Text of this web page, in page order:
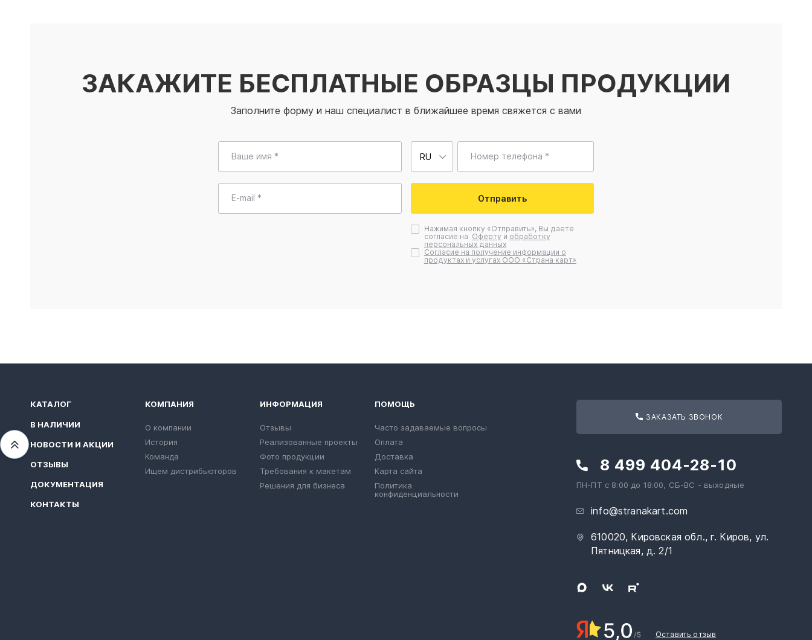
ЗАКАЖИТЕ БЕСПЛАТНЫЕ ОБРАЗЦЫ ПРОДУКЦИИ
Заполните форму и наш специалист в ближайшее время свяжется с вами
Ваше имя * Номер телефона *
E-mail * Отправить
Нажимая кнопку «Отправить», Вы даете
согласие на Оферту и обработку
персональных данных
Согласие на получение информации о
продуктах и услугах ООО «Страна карт»
Переместиться вверх
КАТАЛОГ
В НАЛИЧИИ
НОВОСТИ И АКЦИИ
ОТЗЫВЫ
ДОКУМЕНТАЦИЯ
КОНТАКТЫ
КОМПАНИЯ
О компании
История
Команда
Ищем дистрибьюторов
ИНФОРМАЦИЯ
Отзывы
Реализованные проекты
Фото продукции
Требования к макетам
Решения для бизнеса
ПОМОЩЬ
Часто задаваемые вопросы
Оплата
Доставка
Карта сайта
Политика
конфиденциальности
ЗАКАЗАТЬ ЗВОНОК
8 499 404-28-10
ПН-ПТ с 8:00 до 18:00, СБ-ВС - выходные
info@stranakart.com
610020, Кировская обл., г. Киров, ул.
Пятницкая, д. 2/1
Оставить отзыв